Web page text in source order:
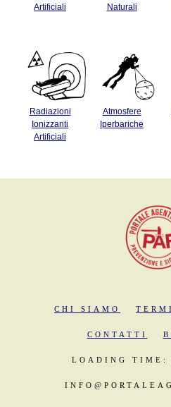
Artificiali
Naturali
Radiazioni
Ionizzanti
Artificiali
Atmosfere
Iperbariche
CHI SIAMO
CONTATTI
LOADING TIME: